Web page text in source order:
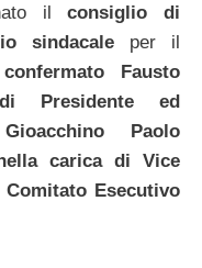
ilconsiglio di
sindacaleper il
confermato Fausto
Presidente ed
Paolo
carica di Vice
Esecutivo